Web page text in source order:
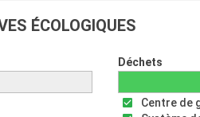
ÉCOLOGIQUES
Déchets
Centre de